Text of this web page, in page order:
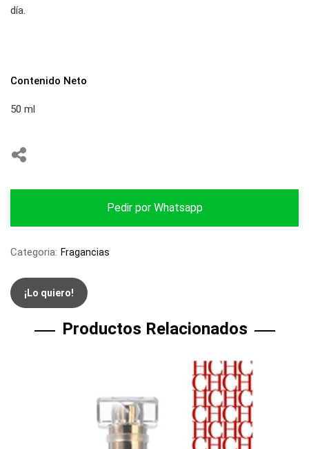
día.
Contenido Neto
50 ml
Pedir por Whatsapp
Categoria: Fragancias
¡Lo quiero!
Productos Relacionados